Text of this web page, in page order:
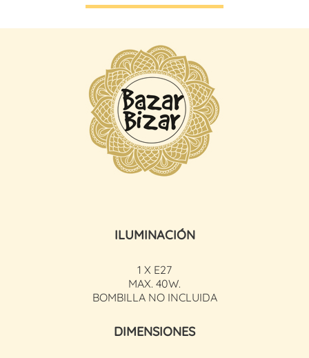
ILUMINACIÓN
1 X E27
MAX. 40W.
BOMBILLA NO INCLUIDA
DIMENSIONES